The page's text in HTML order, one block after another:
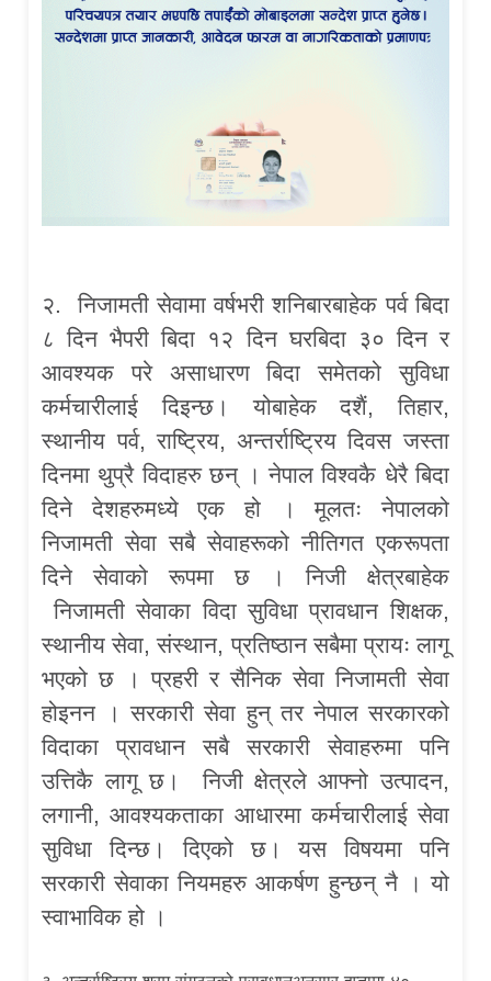
२. निजामती सेवामा वर्षभरी शनिबारबाहेक पर्व बिदा
८ दिन भैपरी बिदा १२ दिन घरबिदा ३० दिन र
आवश्यक परे असाधारण बिदा समेतको सुविधा
कर्मचारीलाई दिइन्छ। योबाहेक दशैं, तिहार,
स्थानीय पर्व, राष्ट्रिय, अन्तर्राष्ट्रिय दिवस जस्ता
दिनमा थुप्रै विदाहरु छन् । नेपाल विश्वकै धेरै बिदा
दिने देशहरुमध्ये एक हो । मूलतः नेपालको
निजामती सेवा सबै सेवाहरूको नीतिगत एकरूपता
दिने सेवाको रूपमा छ । निजी क्षेत्रबाहेक
निजामती सेवाका विदा सुविधा प्रावधान शिक्षक,
स्थानीय सेवा, संस्थान, प्रतिष्ठान सबैमा प्रायः लागू
भएको छ । प्रहरी र सैनिक सेवा निजामती सेवा
होइनन । सरकारी सेवा हुन् तर नेपाल सरकारको
विदाका प्रावधान सबै सरकारी सेवाहरुमा पनि
उत्तिकै लागू छ। निजी क्षेत्रले आफ्नो उत्पादन,
लगानी, आवश्यकताका आधारमा कर्मचारीलाई सेवा
सुविधा दिन्छ। दिएको छ। यस विषयमा पनि
सरकारी सेवाका नियमहरु आकर्षण हुन्छन् नै । यो
स्वाभाविक हो ।